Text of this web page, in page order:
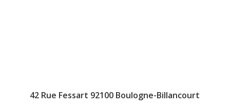
42 Rue Fessart 92100 Boulogne-Billancourt